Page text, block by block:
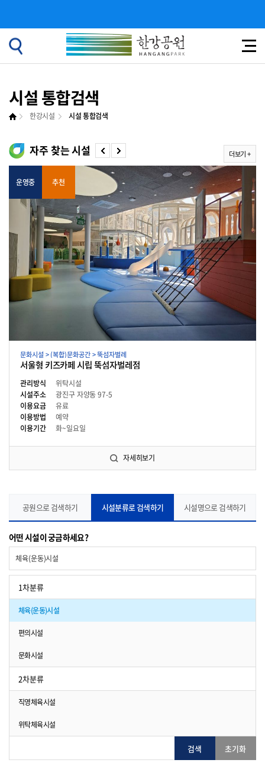
시설 통합검색
한강시설 시설 통합검색
자주 찾는 시설
운영중 추천
문화시설 > (복합)문화공간 > 뚝섬자벌레
서울형 키즈카페 시립 뚝섬자벌레점
관리방식
위탁시설
시설주소
광진구 자양동 97-5
이용요금
유료
이용방법
예약
이용기간
화~일요일
자세히보기
더보기 +
공원으로 검색하기 시설분류로 검색하기
어떤 시설이 궁금하세요?
체육(운동)시설
1차분류
체육(운동)시설
편의시설
문화시설
휴양·여가시설
수상이용시설
자연·학습시설
2차분류
직영체육시설
위탁체육시설
검색 초기화
시설명으로 검색하기